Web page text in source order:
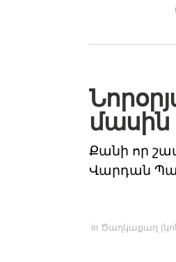
Քանի որ
Վարդան
in Ծաղկաքաղ